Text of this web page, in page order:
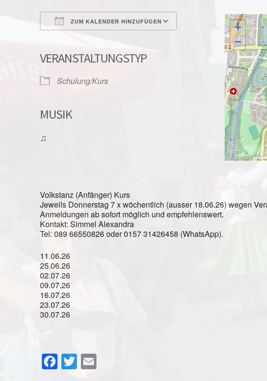
ZUM KALENDER HINZUFÜGEN
Google Kalender
VERANSTALTUNGSTYP
Schulung/Kurs
MUSIK
♫
+
−
Volkstanz (Anfänger) Kurs
Jeweils Donnerstag 7 x wöchentlich (ausser 18.06.26) wegen
Anmeldungen ab sofort möglich und empfehlenswert.
Kontakt: Simmel Alexandra
Tel: 089 66550826 oder 0157 31426458 (WhatsApp).
11.06.26
25.06.26
02.07.26
09.07.26
16.07.26
23.07.26
30.07.26
Facebook
Twitter